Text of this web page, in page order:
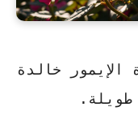
الإيمور خالدة